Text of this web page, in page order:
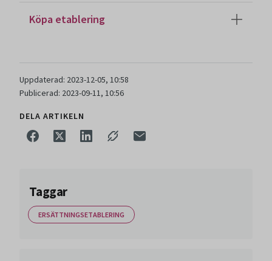
Köpa etablering
Uppdaterad: 2023-12-05, 10:58
Publicerad: 2023-09-11, 10:56
DELA ARTIKELN
Taggar
ERSÄTTNINGSETABLERING